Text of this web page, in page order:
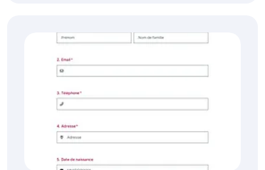
est fourni avec les champs nécessaires et vous
aide à créer votre formulaire en quelques
secondes.